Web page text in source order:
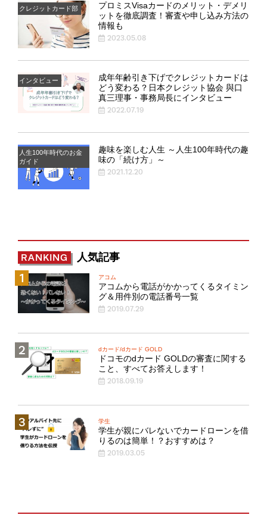
クレジットカード部
プロミスVisaカードのメリット・デメリ
ットを徹底調査！審査や申し込み方法の
情報も
2023.05.08
インタビュー
成年年齢引き下げでクレジットカードは
どう変わる？日本クレジット協会 與口
真三理事・事務局長にインタビュー
2022.07.19
人生100年時代のお金
ガイド
趣味を楽しむ人生 ～人生100年時代の趣
味の「続け方」～
2021.12.20
RANKING 人気記事
アコム
アコムから電話がかかってくるタイミン
グ＆用件別の電話番号一覧
2019.07.29
dカード/dカード GOLD
ドコモのdカード GOLDの審査に関する
こと、すべてお答えします！
2018.09.19
学生
学生が親にバレないでカードローンを借
りるのは簡単！？おすすめは？
2019.03.05